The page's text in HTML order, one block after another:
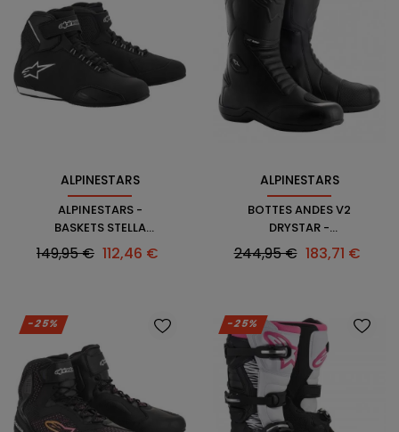
ALPINESTARS
ALPINESTARS -
BASKETS STELLA
SEKTOR
WATERPROOF
Prix
149,95 € Prix
112,46 €
ALPINESTARS
BOTTES ANDES V2
DRYSTAR -
ALPINESTARS
Prix
244,95 € Prix
183,71 €
-25% -25%